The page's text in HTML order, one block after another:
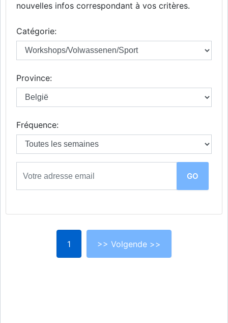
nouvelles infos correspondant à vos critères.
Catégorie:
Province:
Fréquence:
1 >> Volgende >>